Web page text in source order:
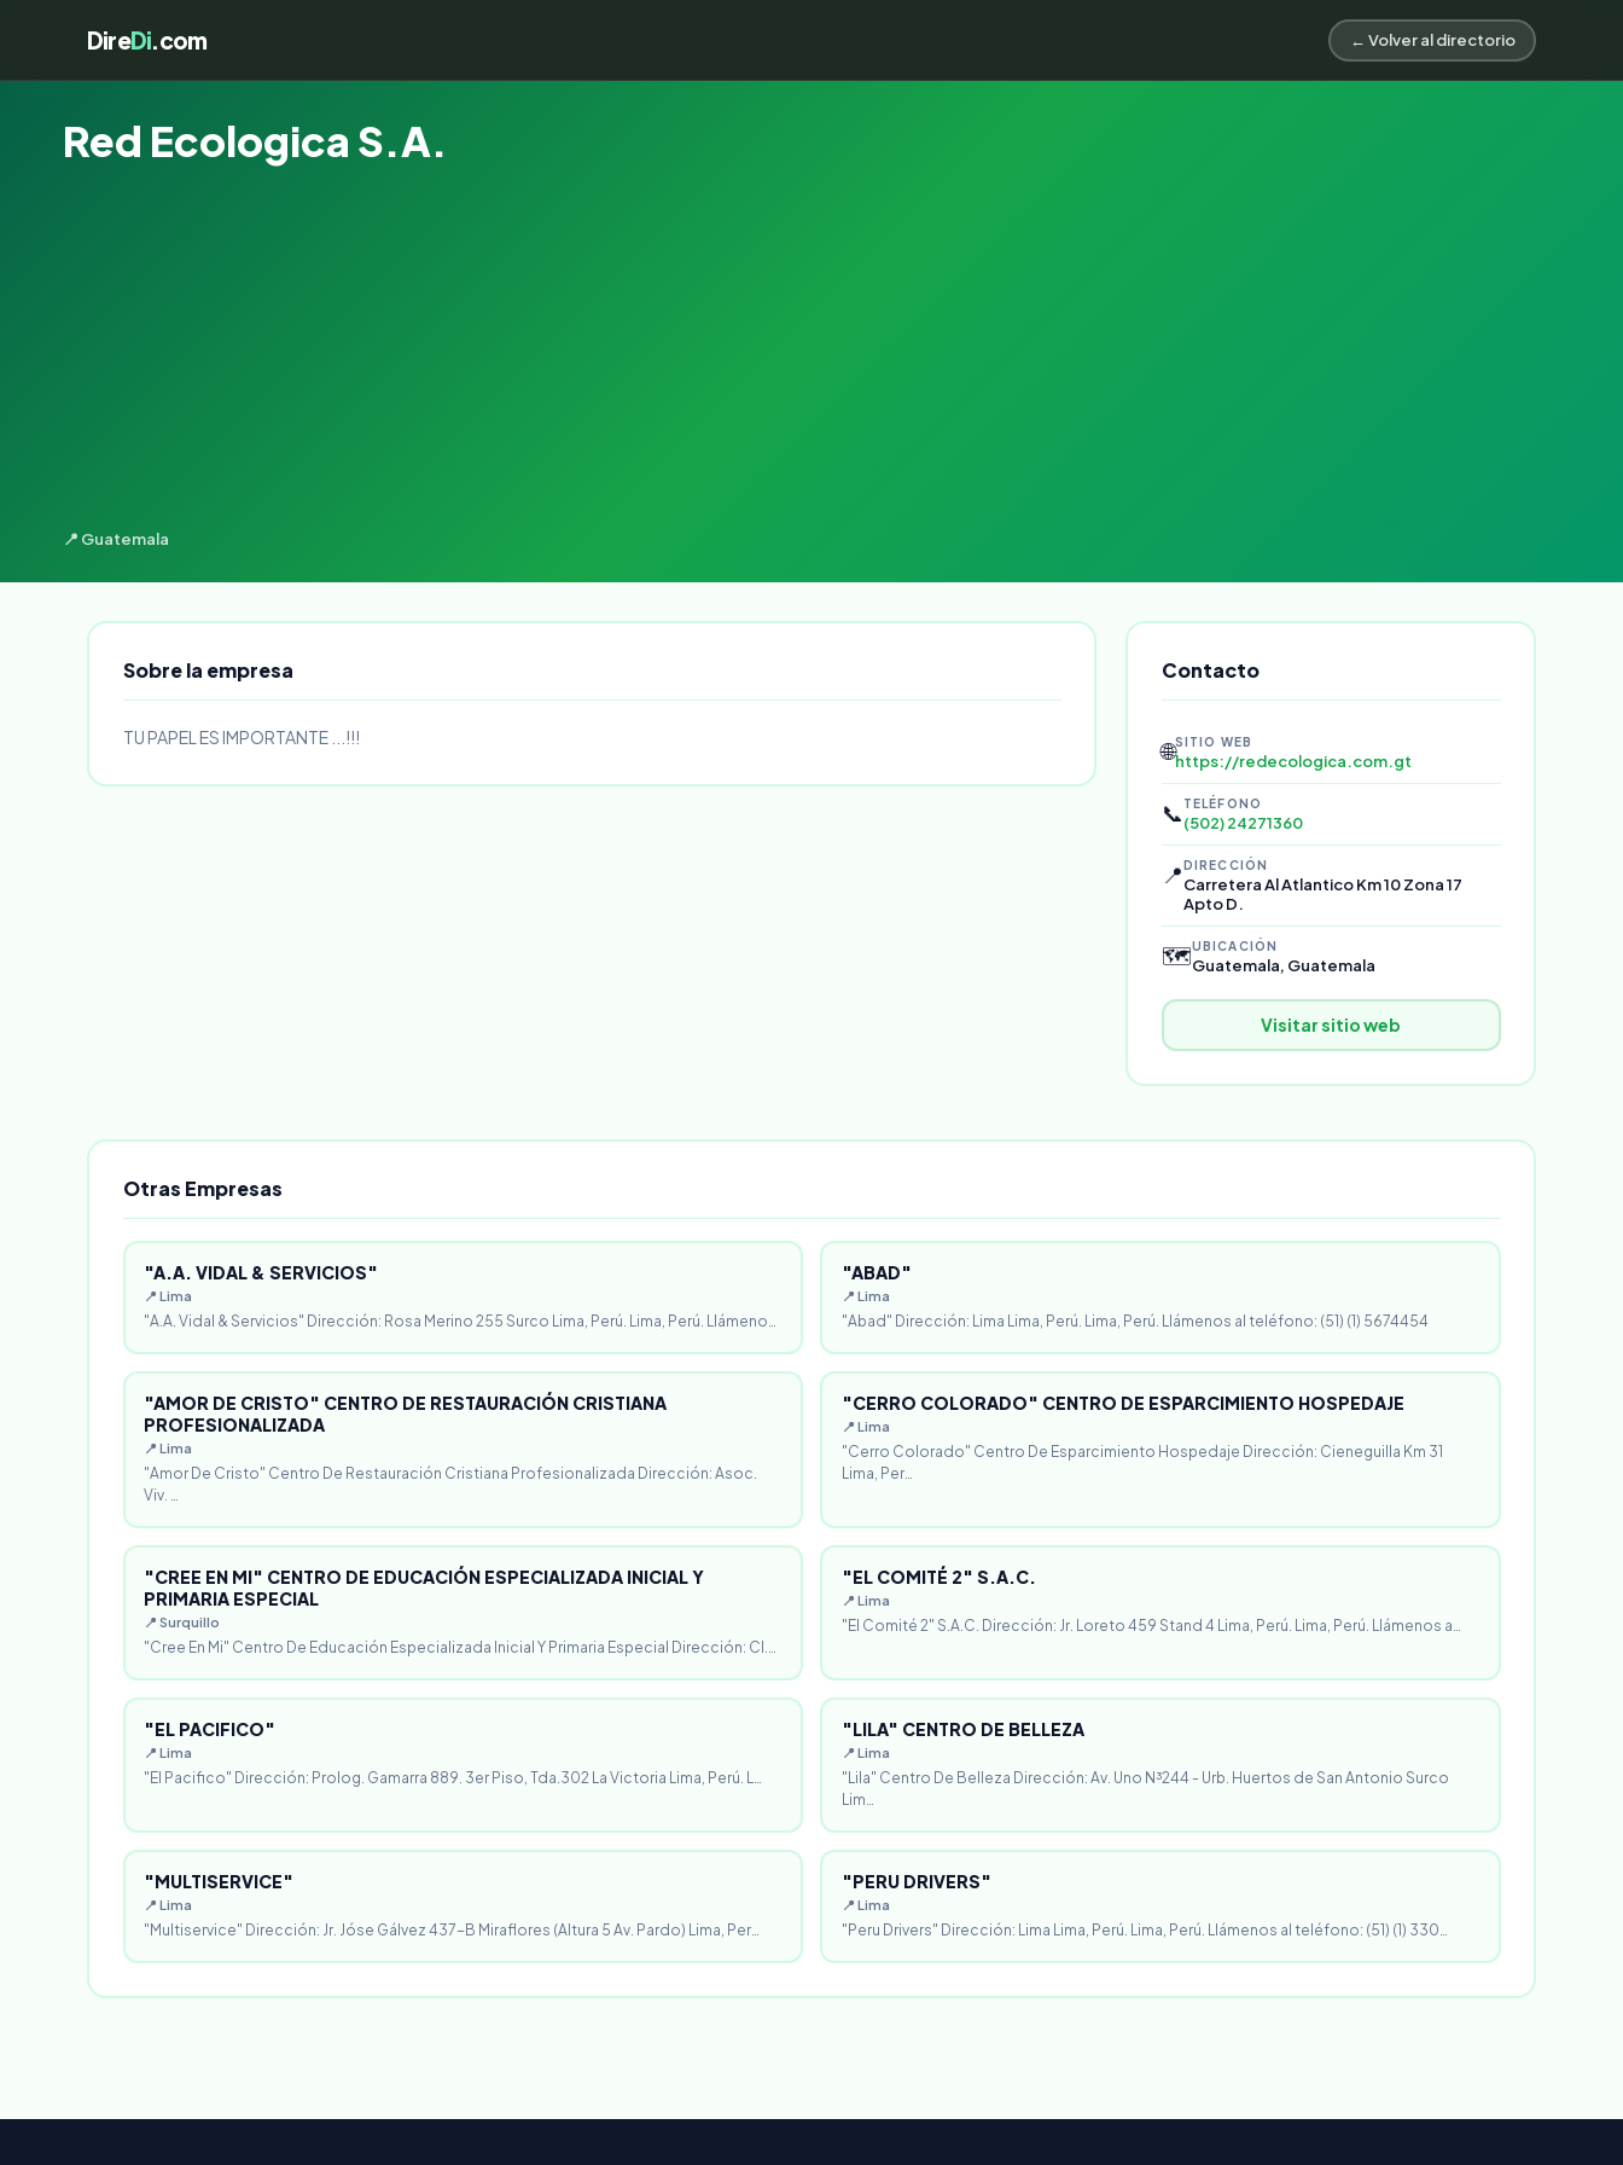
DireDi.com ← Volver al directorio
Red Ecologica S.A.
📍 Guatemala
Sobre la empresa
TU PAPEL ES IMPORTANTE ...!!!
Contacto
🌐SITIO WEB
https://redecologica.com.gt
📞 TELÉFONO
(502) 24271360
📍DIRECCIÓN
Carretera Al Atlantico Km 10 Zona 17
Apto D.
🗺️UBICACIÓN
Guatemala, Guatemala
Visitar sitio web
Otras Empresas
"A.A. VIDAL & SERVICIOS"
📍 Lima
"A.A. Vidal & Servicios" Dirección: Rosa Merino 255 Surco Lima, Perú. Lima, Perú. Llámeno…
"ABAD"
📍 Lima
"Abad" Dirección: Lima Lima, Perú. Lima, Perú. Llámenos al teléfono: (51) (1) 5674454
"AMOR DE CRISTO" CENTRO DE RESTAURACIÓN CRISTIANA
PROFESIONALIZADA
📍 Lima
"Amor De Cristo" Centro De Restauración Cristiana Profesionalizada Dirección: Asoc.
Viv. …
"CERRO COLORADO" CENTRO DE ESPARCIMIENTO HOSPEDAJE
📍 Lima
"Cerro Colorado" Centro De Esparcimiento Hospedaje Dirección: Cieneguilla Km 31
Lima, Per…
"CREE EN MI" CENTRO DE EDUCACIÓN ESPECIALIZADA INICIAL Y
PRIMARIA ESPECIAL
📍 Surquillo
"Cree En Mi" Centro De Educación Especializada Inicial Y Primaria Especial Dirección: Cl.…
"EL COMITÉ 2" S.A.C.
📍 Lima
"El Comité 2" S.A.C. Dirección: Jr. Loreto 459 Stand 4 Lima, Perú. Lima, Perú. Llámenos a…
"EL PACIFICO"
📍 Lima
"El Pacifico" Dirección: Prolog. Gamarra 889. 3er Piso, Tda.302 La Victoria Lima, Perú. L…
"LILA" CENTRO DE BELLEZA
📍 Lima
"Lila" Centro De Belleza Dirección: Av. Uno N³244 - Urb. Huertos de San Antonio Surco
Lim…
"MULTISERVICE"
📍 Lima
"Multiservice" Dirección: Jr. Jóse Gálvez 437-B Miraflores (Altura 5 Av. Pardo) Lima, Per…
"PERU DRIVERS"
📍 Lima
"Peru Drivers" Dirección: Lima Lima, Perú. Lima, Perú. Llámenos al teléfono: (51) (1) 330…